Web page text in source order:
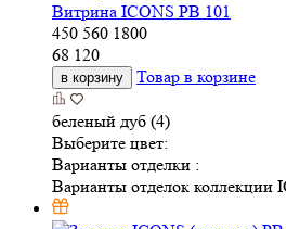
Витрина ICONS РВ 101
450 560 1800
68 120
в корзину Товар в корзине
беленый дуб (4)
Выберите цвет:
Варианты отделки :
Варианты отделок коллекции